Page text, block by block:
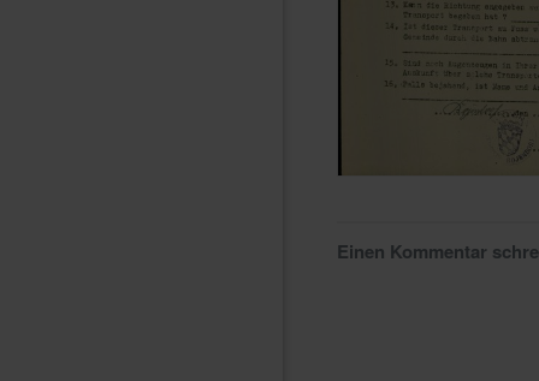
Einen Kommentar